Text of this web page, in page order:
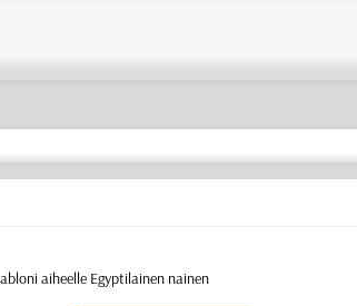
aiheelle Egyptilainen nainen